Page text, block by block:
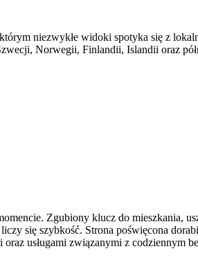
niezwykłe widoki spotyka się z
Norwegii, Finlandii, Islandii oraz
Zgubiony klucz do mieszkania,
się szybkość. Strona poświęcona
usługami związanymi z codziennym